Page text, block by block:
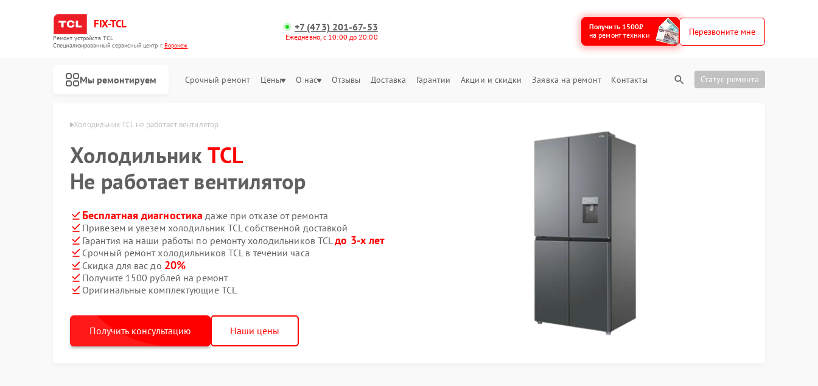
FIX-TCL
Ремонт устройств TCL
Специализированный cервисный центр г.Воронеж
+7 (473) 201-67-53
Ежедневно, с 10:00 до 20:00
Получить 1500₽
на ремонт техники
Перезвоните мне
Мы ремонтируем Срочный ремонт Цены О нас Отзывы Доставка Гарантии Акции и скидки Заявка на ремонт Контакты Статус ремонта
TCL в Воронеже Холодильник TCL не работает вентилятор
ХолодильникTCL
Не работает вентилятор
Бесплатная диагностика даже при отказе от ремонта
Привезем и увезем холодильник TCL собственной доставкой
Гарантия на наши работы по ремонту холодильников TCLдо 3-х лет
Срочный ремонт холодильников TCL в течении часа
Скидка для вас до 20%
Получите 1500 рублей на ремонт
Оригинальные комплектующие TCL
Получить консультацию Наши цены